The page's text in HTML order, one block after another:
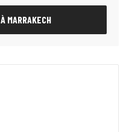
MARRAKECH